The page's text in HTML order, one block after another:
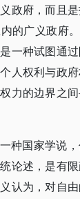
政府，而且是
的广义政府
一种试图通
人权利与政
力的边界之
种国家学说
论述，是有
认为，对自